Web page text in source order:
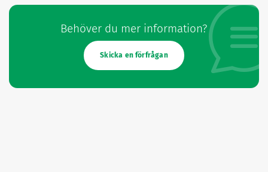
Behöver du mer information?
Skicka en förfrågan